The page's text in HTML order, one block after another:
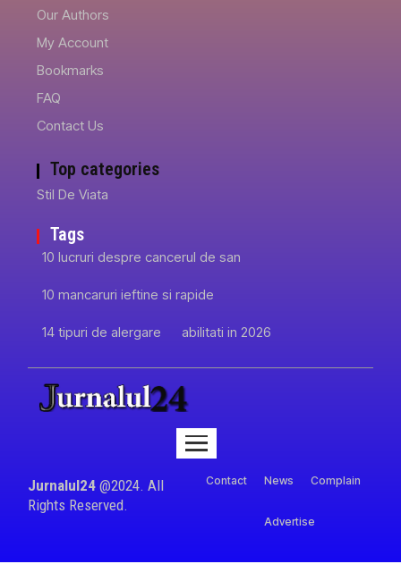
Our Authors
My Account
Bookmarks
FAQ
Contact Us
Top categories
Stil De Viata
Tags
10 lucruri despre cancerul de san
10 mancaruri ieftine si rapide
14 tipuri de alergare abilitati in 2026
Jurnalul24 @2024. All
Rights Reserved.
Contact News Complain
Advertise